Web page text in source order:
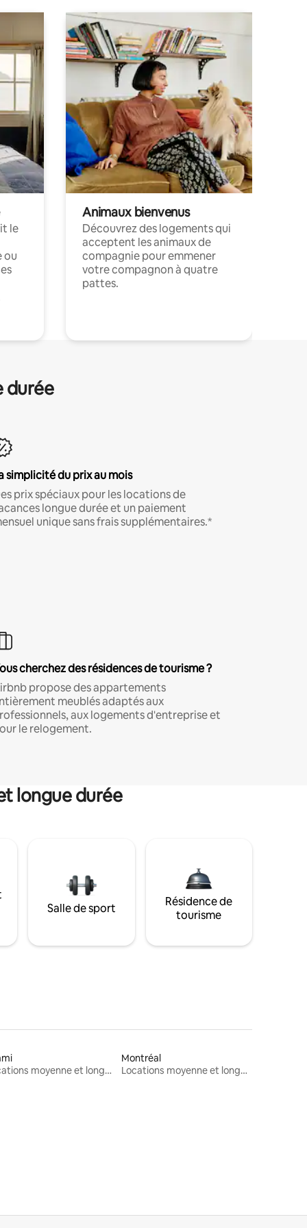
le
ou
Animaux bienvenus
Découvrez des logements qui
acceptent les animaux de
compagnie pour emmener
votre compagnon à quatre
pattes.
durée
simplicité du prix au mois
prix spéciaux pour les locations de
longue durée et un paiement
unique sans frais supplémentaires.*
cherchez des résidences de tourisme ?
propose des appartements
meublés adaptés aux
aux logements d'entreprise et
le relogement.
longue durée
Salle de sport
Résidence de
tourisme
Locations moyenne et longue durée
Montréal
Locations moyenne et longue durée